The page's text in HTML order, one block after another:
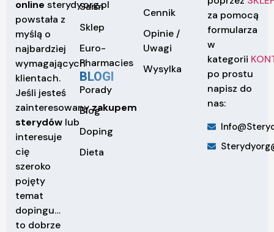
online sterydy.org.pl
powstała z
myślą o
najbardziej
wymagających
klientach.
Jeśli jesteś
zainteresowanyzakupem
sterydów lub
interesuje
cię
szeroko
pojęty
temat
dopingu…
to dobrze
Sarm
Sklep
Euro-
Pharmacies
BLOGI
Porady
Blog
Doping
Dieta
Cennik
Opinie /
Uwagi
Wysylka
za pomocą
formularza
w
kategorii
po prostu
napisz do
nas: